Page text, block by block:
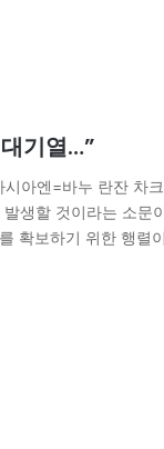
기열…”
아엔=바누 란잔 차
생할 것이라는 소문
확보하기 위한 행렬